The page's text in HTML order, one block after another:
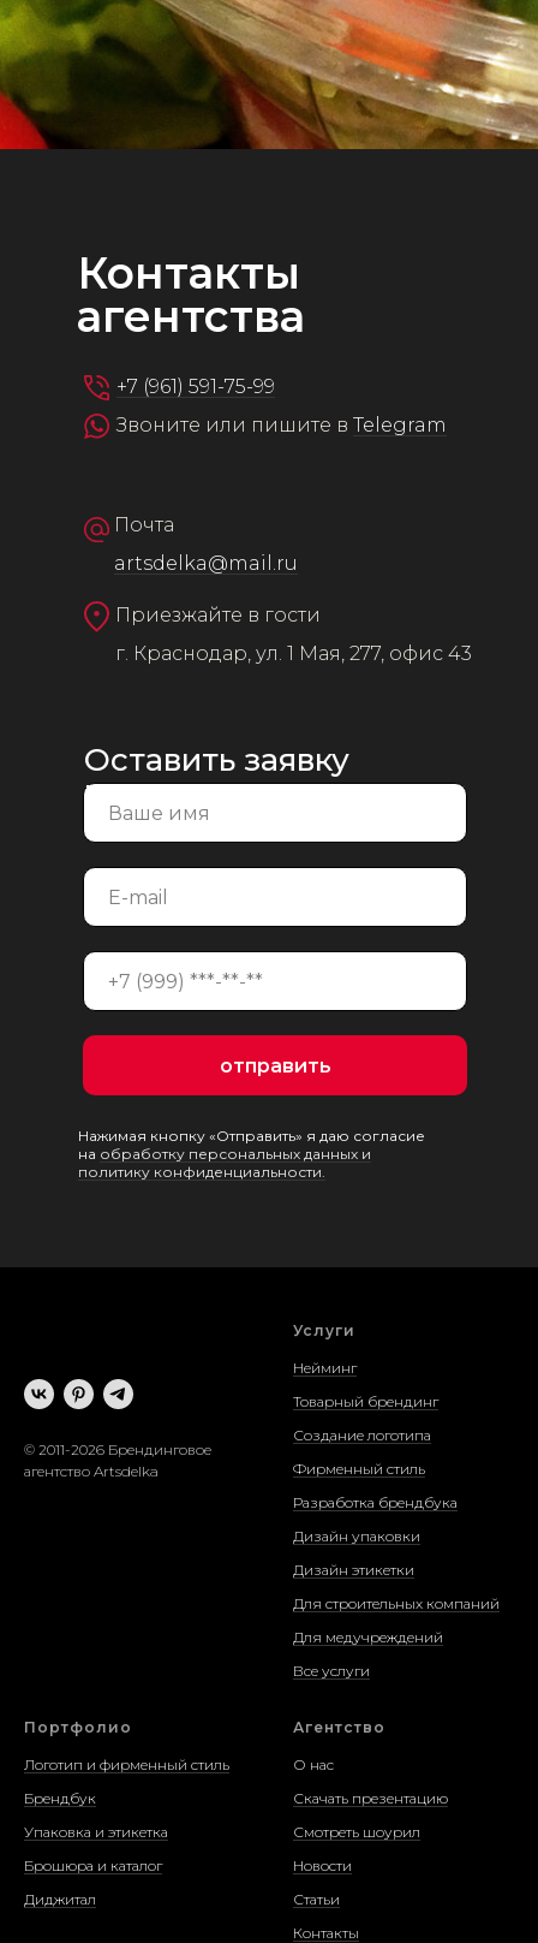
отправить
Оставить заявку
на консультацию
Контакты
агентства
+7 (961) 591-75-99
Звоните или пишите в Telegram
Почта
artsdelka@mail.ru
Приезжайте в гости
г. Краснодар, ул. 1 Мая, 277, офис 43
Нажимая кнопку «Отправить» я даю согласие
на обработку персональных данных и
политику конфиденциальности.
© 2011-2026 Брендинговое
агентство Artsdelka
Услуги
Нейминг
Товарный брендинг
Создание логотипа
Фирменный стиль
Разработка брендбука
Дизайн упаковки
Дизайн этикетки
Для строительных компаний
Для медучреждений
Все услуги
Портфолио
Логотип и фирменный стиль
Брендбук
Упаковка и этикетка
Брошюра и каталог
Диджитал
Агентство
О нас
Скачать презентацию
Смотреть шоурил
Новости
Статьи
Контакты